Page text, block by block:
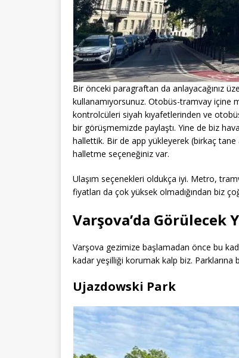
Bir önceki paragraftan da anlayacağınız
kullanamıyorsunuz. Otobüs-tramvay içine
kontrolcüleri siyah kıyafetlerinden ve
bir görüşmemizde paylaştı. Yine de biz
hallettik. Bir de app yükleyerek (birkaç
halletme seçeneğiniz var.
Ulaşım seçenekleri oldukça iyi. Metro,
fiyatları da çok yüksek olmadığından biz
Varşova’da Görülecek
Varşova gezimize başlamadan önce bu
kadar yeşilliği korumak kalp biz. Parklarına
Ujazdowski Park